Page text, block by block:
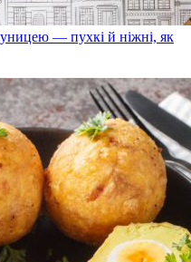
— пухкі й ніжні, як